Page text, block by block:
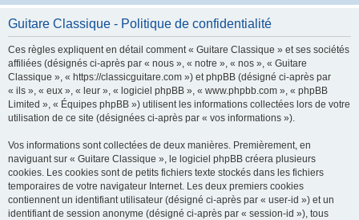
Guitare Classique - Politique de confidentialité
Ces règles expliquent en détail comment « Guitare Classique » et ses sociétés
affiliées (désignés ci-après par « nous », « notre », « nos », « Guitare
Classique », « https://classicguitare.com ») et phpBB (désigné ci-après par
« ils », « eux », « leur », « logiciel phpBB », « www.phpbb.com », « phpBB
Limited », « Équipes phpBB ») utilisent les informations collectées lors de votre
utilisation de ce site (désignées ci-après par « vos informations »).
Vos informations sont collectées de deux manières. Premièrement, en
naviguant sur « Guitare Classique », le logiciel phpBB créera plusieurs
cookies. Les cookies sont de petits fichiers texte stockés dans les fichiers
temporaires de votre navigateur Internet. Les deux premiers cookies
contiennent un identifiant utilisateur (désigné ci-après par « user-id ») et un
identifiant de session anonyme (désigné ci-après par « session-id »), tous